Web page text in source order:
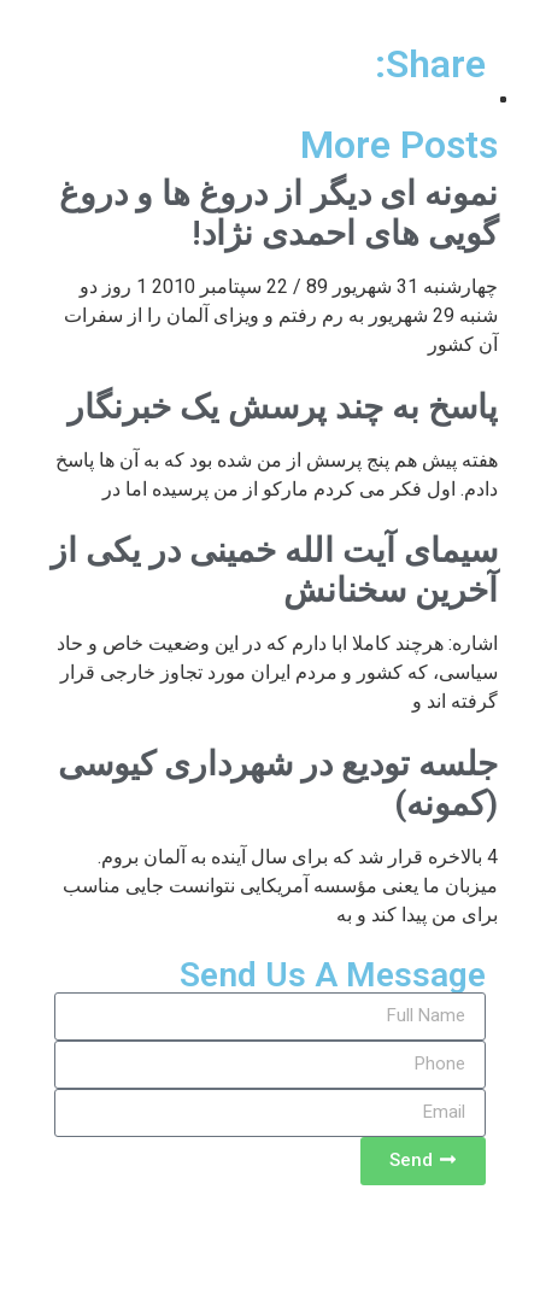
Share:
More Posts
نمونه ای دیگر از دروغ ها و دروغ
گویی های احمدی نژاد!
چهارشنبه 31 شهریور 89 / 22 سپتامبر 2010 1 روز دو
شنبه 29 شهریور به رم رفتم و ویزای آلمان را از سفرات
آن کشور
پاسخ به چند پرسش یک خبرنگار
هفته پیش هم پنج پرسش از من شده بود که به آن ها پاسخ
دادم. اول فکر می کردم مارکو از من پرسیده اما در
سیمای آیت الله خمینی در یکی از
آخرین سخنانش
اشاره: هرچند کاملا ابا دارم که در این وضعیت خاص و حاد
سیاسی، که کشور و مردم ایران مورد تجاوز خارجی قرار
گرفته اند و
جلسه تودیع در شهرداری کیوسی
(کمونه)
4 بالاخره قرار شد که برای سال آینده به آلمان بروم.
میزبان ما یعنی مؤسسه آمریکایی نتوانست جایی مناسب
برای من پیدا کند و به
Send Us A Message
Send